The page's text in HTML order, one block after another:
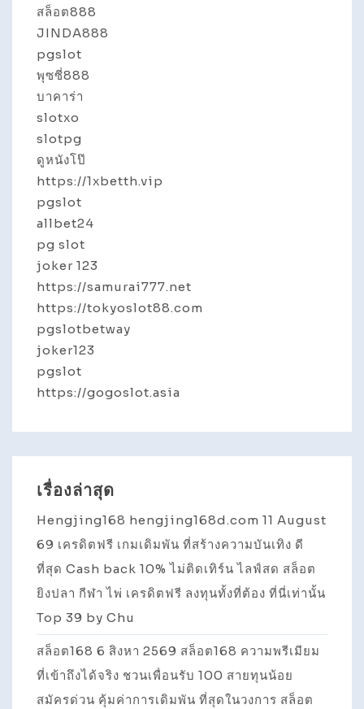
สล็อต888
JINDA888
pgslot
พุซซี่888
บาคาร่า
slotxo
slotpg
ดูหนังโป๊
https://1xbetth.vip
pgslot
allbet24
pg slot
joker 123
https://samurai777.net
https://tokyoslot88.com
pgslotbetway
joker123
pgslot
https://gogoslot.asia
เรื่องล่าสุด
Hengjing168 hengjing168d.com 11 August
69 เครดิตฟรี เกมเดิมพัน ที่สร้างความบันเทิง ดี
ที่สุด Cash back 10% ไม่ติดเทิร์น ไลฟ์สด สล็อต
ยิงปลา กีฬา ไพ่ เครดิตฟรี ลงทุนทั้งที่ต้อง ที่นี่เท่านั้น
Top 39 by Chu
สล็อต168 6 สิงหา 2569 สล็อต168 ความพรีเมียม
ที่เข้าถึงได้จริง ชวนเพื่อนรับ 100 สายทุนน้อย
สมัครด่วน คุ้มค่าการเดิมพัน ที่สุดในวงการ สล็อต